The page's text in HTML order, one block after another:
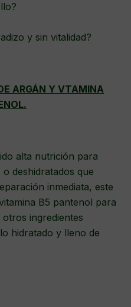
y sin vitalidad?
ARGÁN Y VTAMINA
alta nutrición para
deshidratados que
inmediata, este
B5 pantenol para
ingredientes
hidratado y lleno de